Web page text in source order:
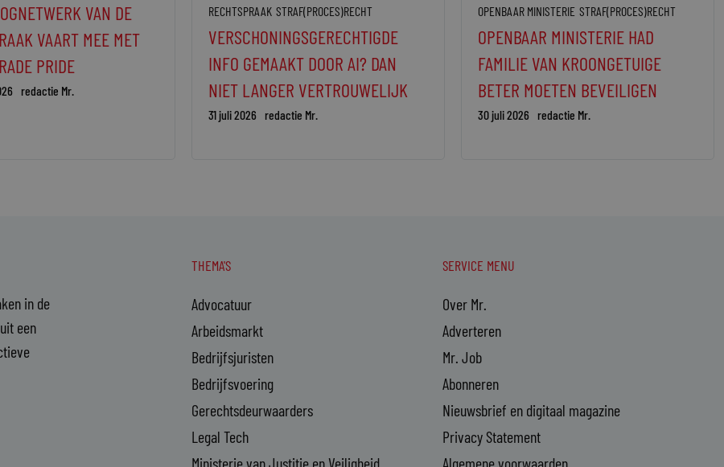
VAN DE
VAART MEE MET
PRIDE
redactie Mr.
RECHTSPRAAK STRAF(PROCES)RECHT
VERSCHONINGSGERECHTIGDE
INFO GEMAAKT DOOR AI? DAN
NIET LANGER VERTROUWELIJK
31 juli 2026 redactie Mr.
OPENBAAR MINISTERIE STRAF(PROCES)RECHT
OPENBAAR MINISTERIE HAD
FAMILIE VAN KROONGETUIGE
BETER MOETEN BEVEILIGEN
30 juli 2026 redactie Mr.
in de
een
THEMA'S
Advocatuur
Arbeidsmarkt
Bedrijfsjuristen
Bedrijfsvoering
Gerechtsdeurwaarders
Legal Tech
SERVICE MENU
Over Mr.
Adverteren
Mr. Job
Abonneren
Nieuwsbrief en digitaal magazine
Privacy Statement